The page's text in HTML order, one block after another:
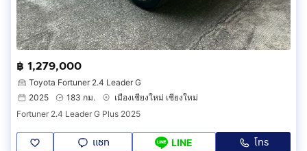
฿ 1,279,000
Toyota Fortuner 2.4 Leader G
2025
183 กม.
เมืองเชียงใหม่ เชียงใหม่
Fortuner 2.4 Leader G Plus 2025
แชท LINE โทร